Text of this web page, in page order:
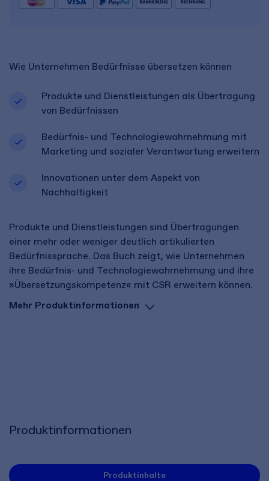
Wie Unternehmen Bedürfnisse übersetzen können​
Produkte und Dienstleistungen als Übertragung
von Bedürfnissen​
Bedürfnis- und Technologiewahrnehmung mit
Marketing und sozialer Verantwortung erweitern
Innovationen unter dem Aspekt von
Nachhaltigkeit​
Produkte und Dienstleistungen sind Übertragungen
einer mehr oder weniger deutlich artikulierten
Bedürfnissprache. Das Buch zeigt, wie Unternehmen
ihre Bedürfnis- und Technologiewahrnehmung und ihre
»Übersetzungskompetenz« mit CSR erweitern können.
Mehr Produktinformationen
Produktinformationen
Produktinhalte